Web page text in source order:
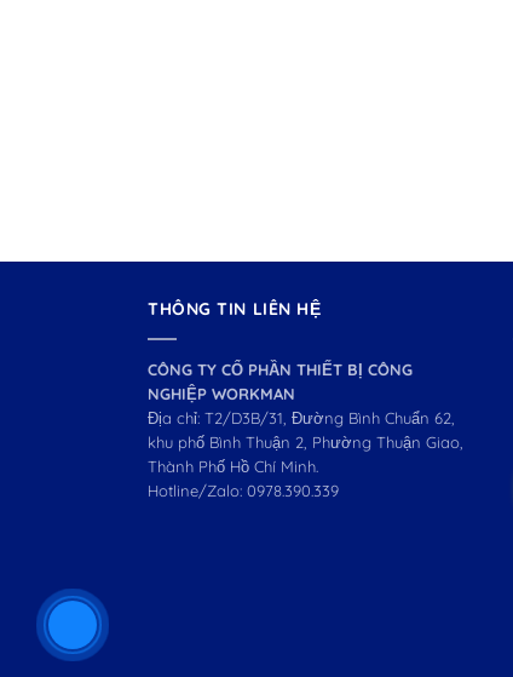
THÔNG TIN LIÊN HỆ
CÔNG TY CỔ PHẦN THIẾT BỊ CÔNG
NGHIỆP WORKMAN
Địa chỉ: T2/D3B/31, Đường Bình Chuẩn 62,
khu phố Bình Thuận 2, Phường Thuận Giao,
Thành Phố Hồ Chí Minh.
Hotline/Zalo: 0978.390.339